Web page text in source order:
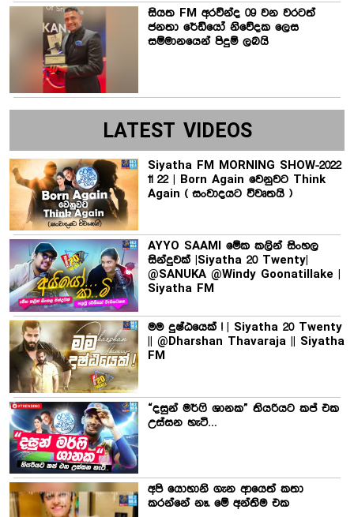
සියත FM අරවින්ද 09 වන වරටත්
ජනතා රේඩියෝ නිවේදක ලෙස
සම්මානයෙන් පිදුම් ලබයි
LATEST VIDEOS
Siyatha FM MORNING SHOW-2022
11 22 | Born Again වෙනුවට Think
Again ( සංවාදයට විවෘතයි )
AYYO SAAMI මේක කලින් සිංහල
සින්දුවක් |Siyatha 20 Twenty|
@SANUKA @Windy Goonatillake |
Siyatha FM
මම දුෂ්ඨයෙක් ! | Siyatha 20 Twenty
|| @Dharshan Thavaraja || Siyatha
FM
“දසුන් මර්ෆි ශානක” තියරියට කප් එක
උස්සන හැටි…
අපි යොහානි ගැන ආයෙත් කතා
කරන්නේ නෑ. මේ අන්තිම එක